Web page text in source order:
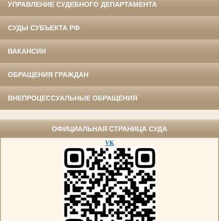
УПРАВЛЕНИЕ СУДЕБНОГО ДЕПАРТАМЕНТА
СУДЫ СУБЪЕКТА РФ
ВАКАНСИИ
ОБРАЩЕНИЯ ГРАЖДАН
ВНЕПРОЦЕССУАЛЬНЫЕ ОБРАЩЕНИЯ
ОФИЦИАЛЬНАЯ СТРАНИЦА СУДА
VK